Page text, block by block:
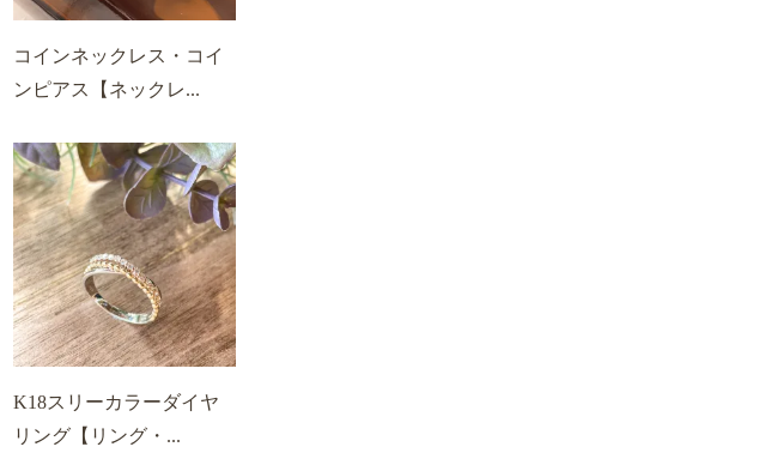
コインネックレス・コイ
ンピアス【ネックレ...
K18スリーカラーダイヤ
リング【リング・...